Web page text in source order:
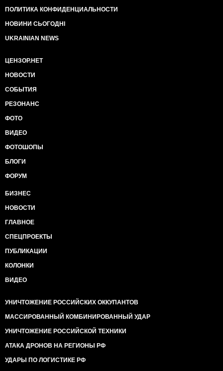
ПОЛИТИКА КОНФИДЕНЦИАЛЬНОСТИ
НОВИНИ СЬОГОДНІ
UKRAINIAN NEWS
ЦЕНЗОР.НЕТ
НОВОСТИ
СОБЫТИЯ
РЕЗОНАНС
ФОТО
ВИДЕО
ФОТОШОПЫ
БЛОГИ
ФОРУМ
БИЗНЕС
НОВОСТИ
ГЛАВНОЕ
СПЕЦПРОЕКТЫ
ПУБЛИКАЦИИ
КОЛОНКИ
ВИДЕО
УНИЧТОЖЕНИЕ РОССИЙСКИХ ОККУПАНТОВ
МАССИРОВАННЫЙ КОМБИНИРОВАННЫЙ УДАР
УНИЧТОЖЕНИЕ РОССИЙСКОЙ ТЕХНИКИ
АТАКА ДРОНОВ НА РЕГИОНЫ РФ
УДАРЫ ПО ЛОГИСТИКЕ РФ